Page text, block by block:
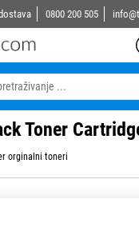
0800 200 505
Toner
orginalni toneri